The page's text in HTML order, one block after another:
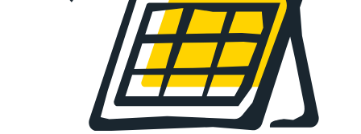
Mijn zelfverbruik bedraagt
meer dan 1/3
productie (ik haal dus minder dan 2/3 van mijn
energieverbruik van het net)